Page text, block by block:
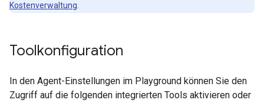
Kostenverwaltung
Toolkonfiguration
In den Agent-Einstellungen im Playground können Sie den
Zugriff auf die folgenden integrierten Tools aktivieren oder